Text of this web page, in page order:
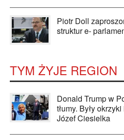
Piotr Doll
struktur e-
TYM ŻYJE REGION
Donald Trump w
tłumy. Były
Józef Ciesielka